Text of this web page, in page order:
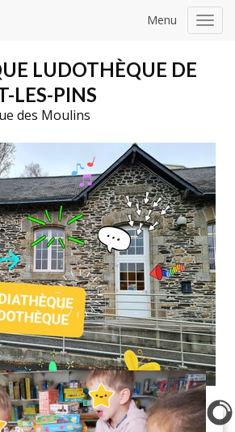
Menu
LUDOTHÈQUE DE
LES-PINS
des Moulins